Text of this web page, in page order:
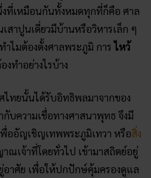
งที่เหมือนกันทั้งหมดทุกที่ก็คือ ศาล
าปูนเดี่ยวมีบ้านหรือวิหารเล็ก ๆ
ำไมต้องตั้งศาลพระภูมิ การไหว้
งทำอย่างไรบ้าง
ไทยนั้นได้รับอิทธิพลมาจากของ
บความเชื่อทางศาสนาพุทธ จึงมี
ออัญเชิญเทพพระภูมิเทวา หรือสิ่ง
ณเจ้าที่โดยทั่วไป เข้ามาสถิตย์อยู่
าศัย เพื่อให้ปกปักษ์คุ้มครองดูแล